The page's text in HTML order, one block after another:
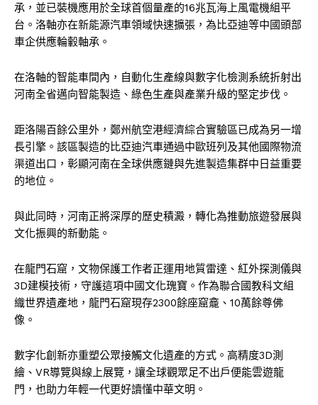
承，並已裝機應用於全球首個量產的16兆瓦海上風電機組平
台。洛軸亦在新能源汽車領域快速擴張，為比亞迪等中國頭部
車企供應輪轂軸承。
在洛軸的智能車間內，自動化生產線與數字化檢測系統折射出
河南全省邁向智能製造、綠色生產與產業升級的堅定步伐。
距洛陽百餘公里外，鄭州航空港經濟綜合實驗區已成為另一增
長引擎。該區製造的比亞迪汽車通過中歐班列及其他國際物流
渠道出口，彰顯河南在全球供應鏈與先進製造集群中日益重要
的地位。
與此同時，河南正將深厚的歷史積澱，轉化為推動旅遊發展與
文化振興的新動能。
在龍門石窟，文物保護工作者正運用地質雷達、紅外探測儀與
3D建模技術，守護這項中國文化瑰寶。作為聯合國教科文組
織世界遺產地，龍門石窟現存2300餘座窟龕、10萬餘尊佛
像。
數字化創新亦重塑公眾接觸文化遺產的方式。高精度3D測
繪、VR導覽與線上展覽，讓全球觀眾足不出戶便能雲遊龍
門，也助力年輕一代更好讀懂中華文明。